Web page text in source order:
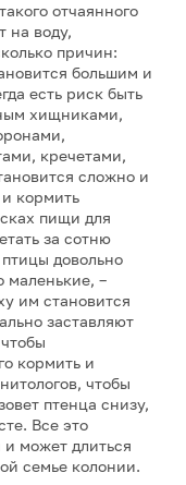
отчаянного
на воду,
причин:
большим и
есть риск быть
хищниками,
кречетами,
сложно и
и кормить
пищи для
за сотню
довольно
маленькие, –
им становится
заставляют
кормить и
чтобы
птенца снизу,
Все это
может длиться
семье колонии.